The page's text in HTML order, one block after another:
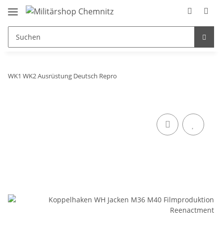
WK1 WK2 Ausrüstung Deutsch Repro